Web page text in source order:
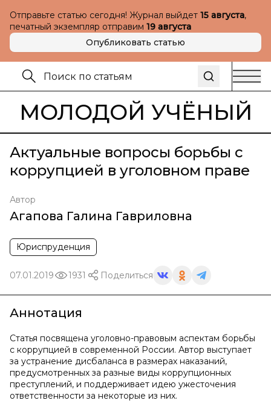
Отправьте статью сегодня! Журнал выйдет 15 августа,
печатный экземпляр отправим 19 августа
Опубликовать статью
МОЛОДОЙ УЧЁНЫЙ
Актуальные вопросы борьбы с
коррупцией в уголовном праве
Автор
Агапова Галина Гавриловна
Юриспруденция
07.01.2019 1931 Поделиться
Аннотация
Статья посвящена уголовно-правовым аспектам борьбы
с коррупцией в современной России. Автор выступает
за устранение дисбаланса в размерах наказаний,
предусмотренных за разные виды коррупционных
преступлений, и поддерживает идею ужесточения
ответственности за некоторые из них.